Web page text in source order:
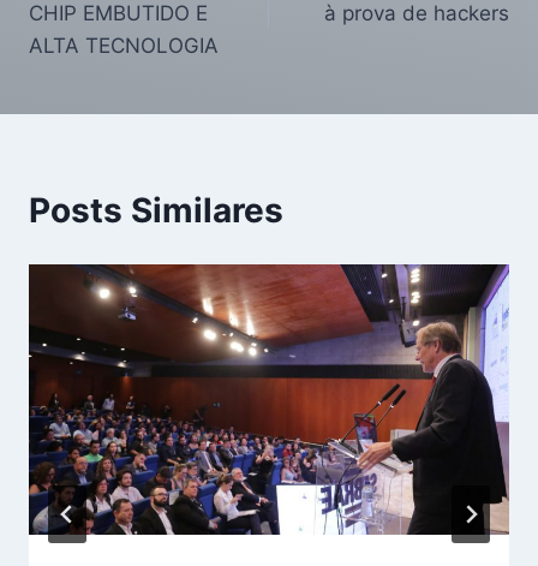
CHIP EMBUTIDO E
ALTA TECNOLOGIA
à prova de hackers
Posts Similares